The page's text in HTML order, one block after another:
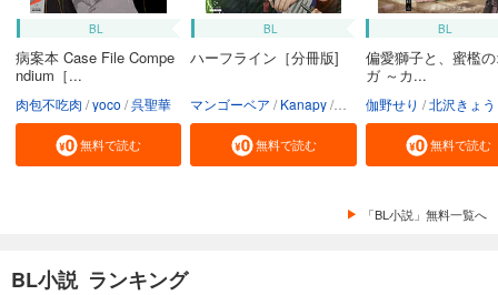
BL
病案本 Case File Compe
ndium［...
肉包不吃肉 yoco 呉聖華
無料で読む
BL
ハーフライン［分冊版]
マンゴーベア Kanapy 加藤智子
無料で読む
BL
偏愛獅子と、蜜檻
ガ ～カ...
伽野せり 北沢きょう
無料で読む
「BL小説」無料一覧へ
BL小説 ランキング